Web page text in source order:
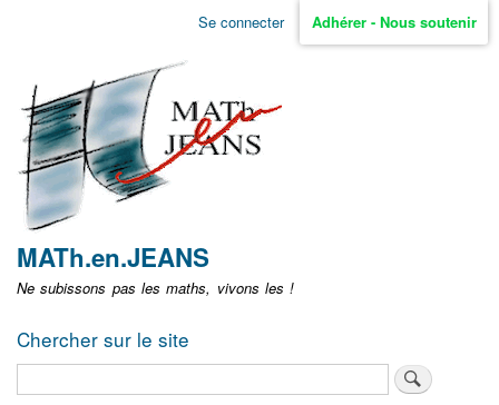
Aller
non
identifié
Se connecter Adhérer - Nous soutenir
MATh.en.JEANS
Ne subissons pas les maths, vivons les !
Chercher sur le site